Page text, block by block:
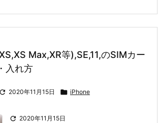
Max,XR等),SE,11,のSIMカー
入れ方
 2020年11月15日  iPhone
 2020年11月15日